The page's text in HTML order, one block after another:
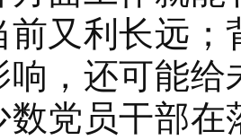
前又利长远
响，还可能
数党员干部